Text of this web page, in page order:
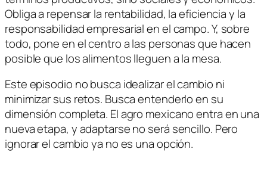
Obliga a repensar la rentabilidad, la eficiencia y la
responsabilidad empresarial en el campo. Y, sobre
todo, pone en el centro a las personas que hacen
posible que los alimentos lleguen a la mesa.
Este episodio no busca idealizar el cambio ni
minimizar sus retos. Busca entenderlo en su
dimensión completa. El agro mexicano entra en una
nueva etapa, y adaptarse no será sencillo. Pero
ignorar el cambio ya no es una opción.